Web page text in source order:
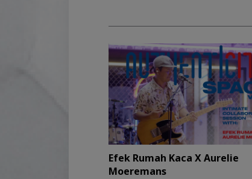
Efek Rumah Kaca X Aurelie
Moeremans